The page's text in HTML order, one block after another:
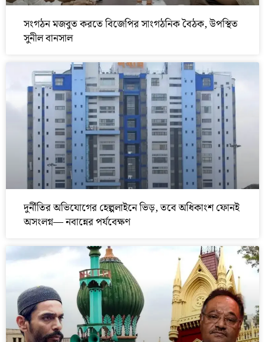
সংগঠন মজবুত করতে বিজেপির সাংগঠনিক বৈঠক, উপস্থিত
সুনীল বানসাল
দুর্নীতির অভিযোগের হেল্পলাইনে ভিড়, তবে অধিকাংশ ফোনই
অসংলগ্ন— নবান্নের পর্যবেক্ষণ